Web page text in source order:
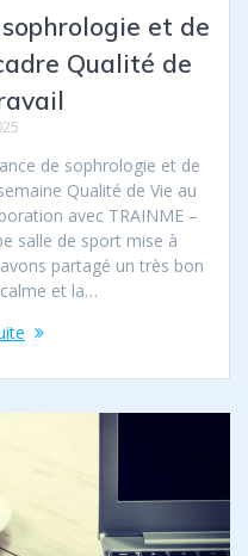
et de
Qualité de
de sophrologie et de
Qualité de Vie au
avec TRAINME –
salle de sport mise à
partagé un très bon
et la…